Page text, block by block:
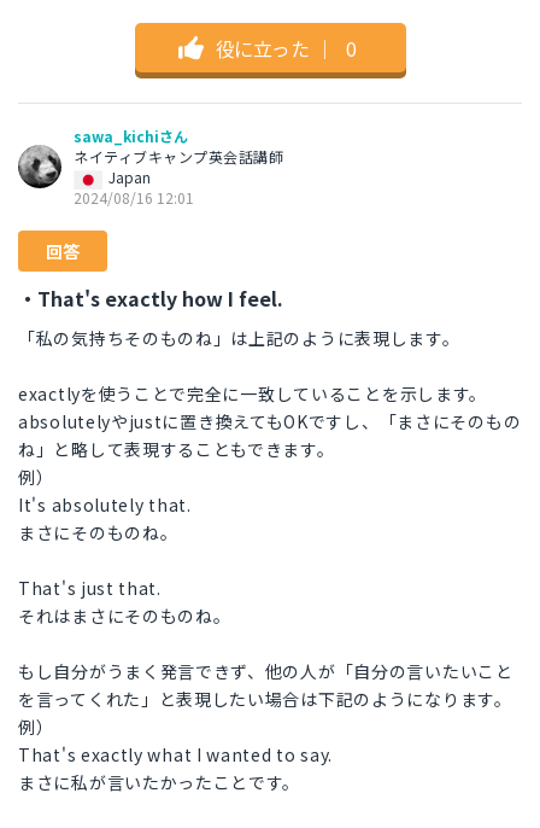
役に立った ｜ 0
sawa_kichiさん
ネイティブキャンプ英会話講師
Japan
2024/08/16 12:01
回答
・That's exactly how I feel.
「私の気持ちそのものね」は上記のように表現します。
exactlyを使うことで完全に一致していることを示します。
absolutelyやjustに置き換えてもOKですし、「まさにそのもの
ね」と略して表現することもできます。
例）
It's absolutely that.
まさにそのものね。
That's just that.
それはまさにそのものね。
もし自分がうまく発言できず、他の人が「自分の言いたいこと
を言ってくれた」と表現したい場合は下記のようになります。
例）
That's exactly what I wanted to say.
まさに私が言いたかったことです。